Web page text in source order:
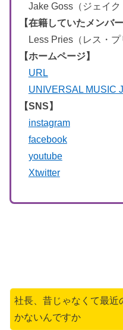
Jake Goss（ジェイク
【在籍していたメンバー
Less Pries（レス・プ
【ホームページ】
URL
UNIVERSAL MUSIC
【SNS】
instagram
facebook
youtube
Xtwitter
社長、昔じゃなくて最近
かないんですか